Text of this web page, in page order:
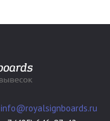
info@royalsignboards.ru